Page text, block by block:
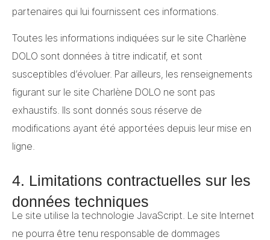
partenaires qui lui fournissent ces informations.
Toutes les informations indiquées sur le site Charlène
DOLO sont données à titre indicatif, et sont
susceptibles d’évoluer. Par ailleurs, les renseignements
figurant sur le site Charlène DOLO ne sont pas
exhaustifs. Ils sont donnés sous réserve de
modifications ayant été apportées depuis leur mise en
ligne.
4. Limitations contractuelles sur les
données techniques
Le site utilise la technologie JavaScript. Le site Internet
ne pourra être tenu responsable de dommages